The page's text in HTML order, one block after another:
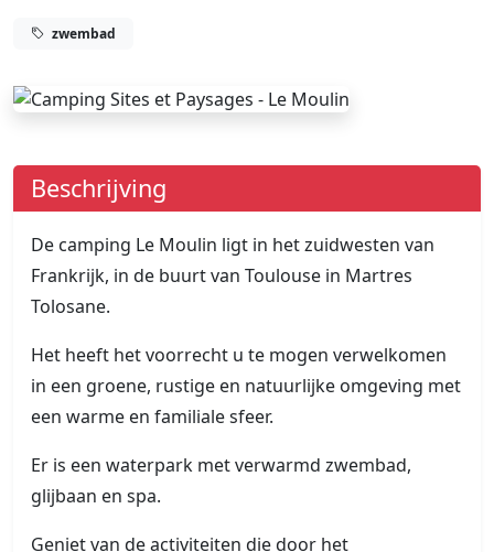
zwembad
Beschrijving
De camping Le Moulin ligt in het zuidwesten van
Frankrijk, in de buurt van Toulouse in Martres
Tolosane.
Het heeft het voorrecht u te mogen verwelkomen
in een groene, rustige en natuurlijke omgeving met
een warme en familiale sfeer.
Er is een waterpark met verwarmd zwembad,
glijbaan en spa.
Geniet van de activiteiten die door het